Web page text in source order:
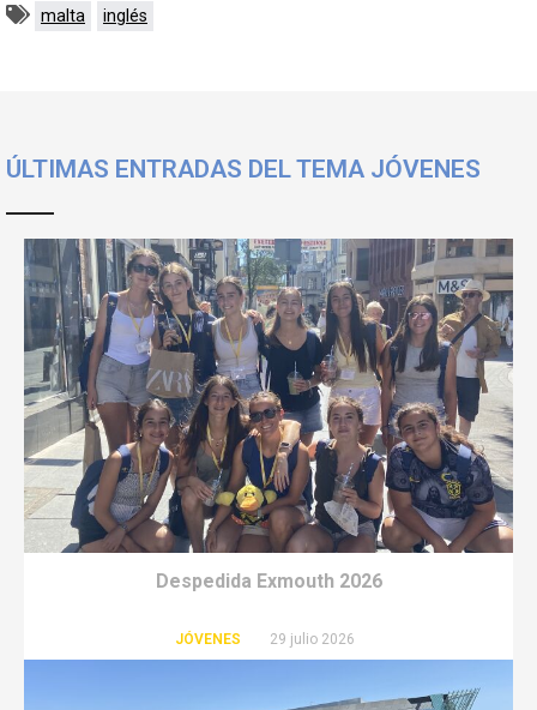
malta inglés
ÚLTIMAS ENTRADAS DEL TEMA JÓVENES
Despedida Exmouth 2026
JÓVENES 29 julio 2026